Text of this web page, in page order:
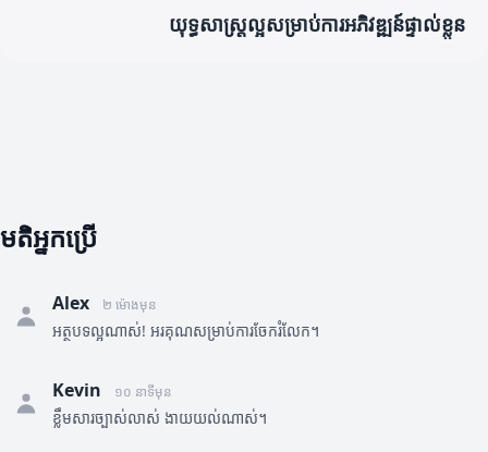
យុទ្ធសាស្ត្រល្អសម្រាប់ការអភិវឌ្ឍន៍ផ្ទាល់ខ្លួន
មតិអ្នកប្រើ
Alex ២ ម៉ោងមុន
អត្ថបទល្អណាស់! អរគុណសម្រាប់ការចែករំលែក។
Kevin ១០ នាទីមុន
ខ្លឹមសារច្បាស់លាស់ ងាយយល់ណាស់។